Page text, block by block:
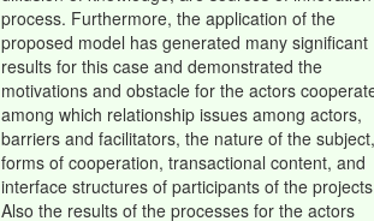
process. Furthermore, the application of the
proposed model has generated many significant
results for this case and demonstrated the
motivations and obstacle for the actors
among which relationship issues among actors,
barriers and facilitators, the nature of the subject,
forms of cooperation, transactional content, and
interface structures of participants of the
Also the results of the processes for the actors